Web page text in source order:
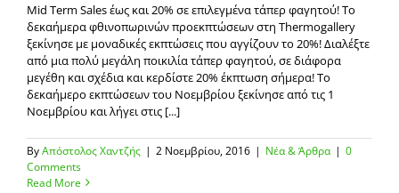
Mid Term Sales έως και 20% σε επιλεγμένα τάπερ φαγητού! Το
δεκαήμερα φθινοπωρινών προεκπτώσεων στη Thermogallery
ξεκίνησε με μοναδικές εκπτώσεις που αγγίζουν το 20%! Διαλέξτε
από μια πολύ μεγάλη ποικιλία τάπερ φαγητού, σε διάφορα
μεγέθη και σχέδια και κερδίστε 20% έκπτωση σήμερα! Το
δεκαήμερο εκπτώσεων του Νοεμβρίου ξεκίνησε από τις 1
Νοεμβρίου και λήγει στις [...]
ByΑπόστολος Χαντζής | 2 Νοεμβρίου, 2016 | Νέα & Άρθρα | 0
Comments
Read More